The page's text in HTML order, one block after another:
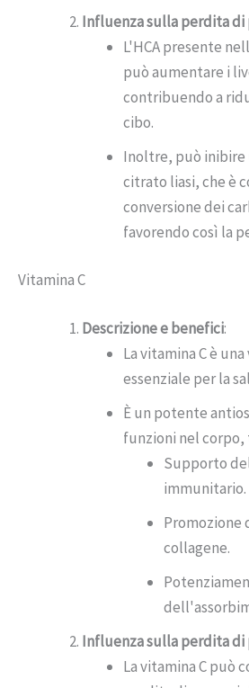
Influenza sulla perdita di
L'HCA presente
può aumentare i
contribuendo a
cibo.
Inoltre, può inibire
citrato liasi, che è
conversione dei
favorendo così la
Vitamina C
Descrizione e benefici:
La vitamina C è
essenziale per la
È un potente
funzioni nel corpo,
Supporto
immunitario.
Promozione
collagene.
Influenza sulla perdita di
La vitamina C può